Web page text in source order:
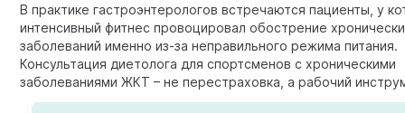
В практике гастроэнтерологов встречаются пациенты, у
интенсивный фитнес провоцировал обострение
заболеваний именно из-за неправильного режима питания.
Консультация диетолога для спортсменов с хроническими
заболеваниями ЖКТ – не перестраховка, а рабочий